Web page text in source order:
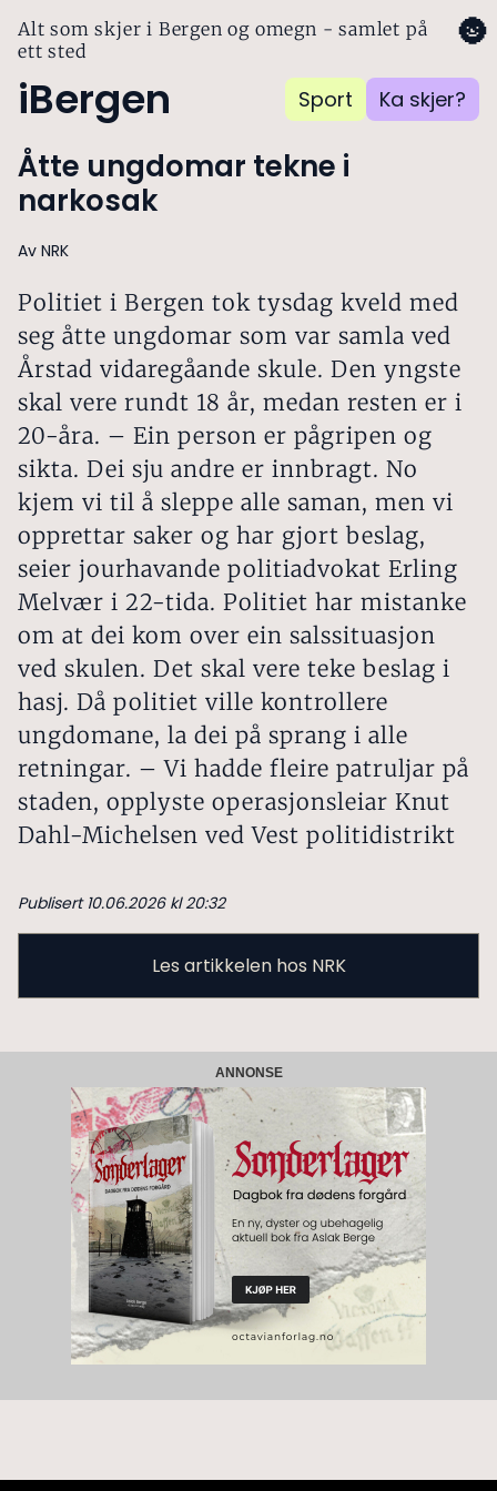
Alt som skjer i Bergen og omegn - samlet på
ett sted
iBergen Sport Ka skjer?
🌚
Åtte ungdomar tekne i
narkosak
Av NRK
Politiet i Bergen tok tysdag kveld med
seg åtte ungdomar som var samla ved
Årstad vidaregåande skule. Den yngste
skal vere rundt 18 år, medan resten er i
20-åra. – Ein person er pågripen og
sikta. Dei sju andre er innbragt. No
kjem vi til å sleppe alle saman, men vi
opprettar saker og har gjort beslag,
seier jourhavande politiadvokat Erling
Melvær i 22-tida. Politiet har mistanke
om at dei kom over ein salssituasjon
ved skulen. Det skal vere teke beslag i
hasj. Då politiet ville kontrollere
ungdomane, la dei på sprang i alle
retningar. – Vi hadde fleire patruljar på
staden, opplyste operasjonsleiar Knut
Dahl-Michelsen ved Vest politidistrikt
Publisert 10.06.2026 kl 20:32
Les artikkelen hos NRK
ANNONSE